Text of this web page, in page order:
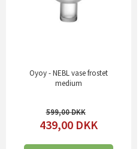
Oyoy - NEBL vase frostet
medium
599,00
439,00 DKK